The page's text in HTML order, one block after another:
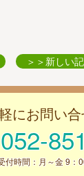
＞＞新しい
にお問い
052-
付時間：月～金 9：